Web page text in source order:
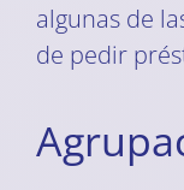
algunas de
de pedir